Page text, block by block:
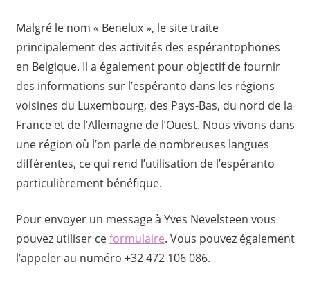
Malgré le nom « Benelux », le site traite
principalement des activités des espérantophones
en Belgique. Il a également pour objectif de fournir
des informations sur l’espéranto dans les régions
voisines du Luxembourg, des Pays-Bas, du nord de la
France et de l’Allemagne de l’Ouest. Nous vivons dans
une région où l’on parle de nombreuses langues
différentes, ce qui rend l’utilisation de l’espéranto
particulièrement bénéfique.
Pour envoyer un message à Yves Nevelsteen vous
pouvez utiliser ceformulaire. Vous pouvez également
l’appeler au numéro +32 472 106 086.